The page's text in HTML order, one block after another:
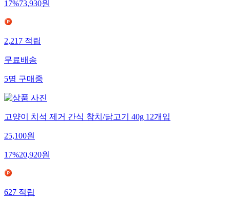
17%73,930원
2,217적립
무료배송
5명구매중
고양이 치석 제거 간식 참치/닭고기 40g 12개입
25,100원
17%20,920원
627적립